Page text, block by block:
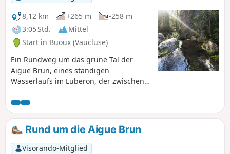
8,12 km
+265 m
-258 m
3:05 Std.
Mittel
Start in Buoux (Vaucluse)
Ein Rundweg um das grüne Tal der
Aigue Brun, eines ständigen
Wasserlaufs im Luberon, der zwischen
dem Rückweg geht es durch Sivergues
und Baume de l'Eau.
Rund um die Aigue Brun
Visorando-Mitglied